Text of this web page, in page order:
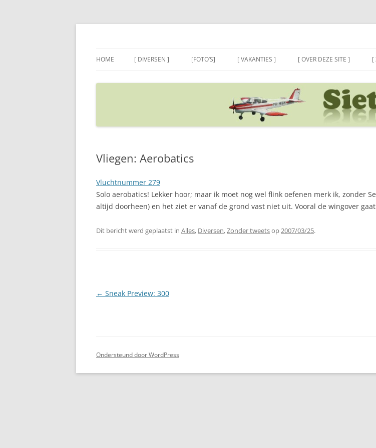
Ga
HOME [ DIVERSEN ] [FOTO’S] [ VAKANTIES ] [ OVER DEZE SITE ] [
Vliegen: Aerobatics
Vluchtnummer 279
Solo aerobatics! Lekker hoor; maar ik moet nog wel flink oefenen merk ik, zonder
altijd doorheen) en het ziet er vanaf de grond vast niet uit. Vooral de wingover
Dit bericht werd geplaatst in Alles, Diversen,Zonder tweetsop2007/03/25.
Berichtnavigatie
← Sneak Preview: 300
Ondersteund door WordPress